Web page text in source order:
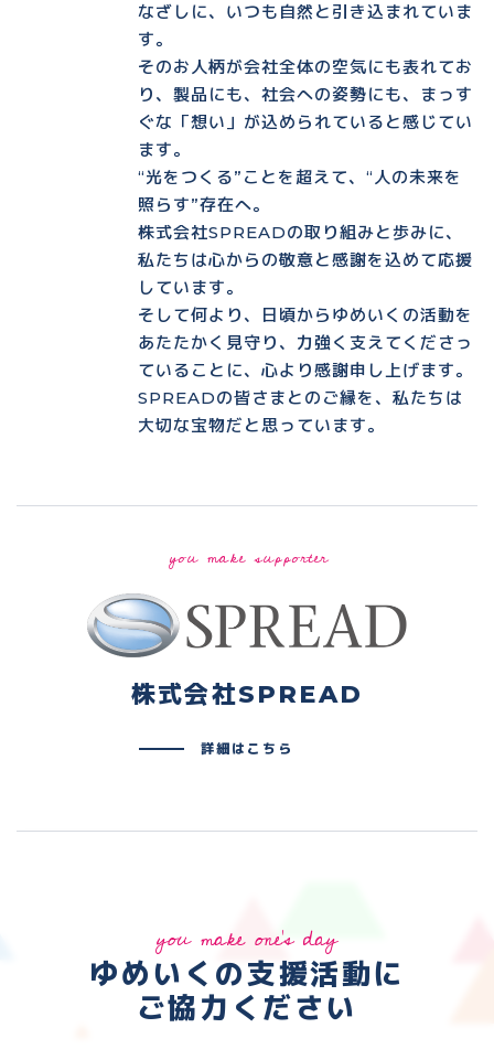
なざしに、いつも自然と引き込まれていま
す。
そのお人柄が会社全体の空気にも表れてお
り、製品にも、社会への姿勢にも、まっす
ぐな「想い」が込められていると感じてい
ます。
“光をつくる”ことを超えて、“人の未来を
照らす”存在へ。
株式会社SPREADの取り組みと歩みに、
私たちは心からの敬意と感謝を込めて応援
しています。
そして何より、日頃からゆめいくの活動を
あたたかく見守り、力強く支えてくださっ
ていることに、心より感謝申し上げます。
SPREADの皆さまとのご縁を、私たちは
大切な宝物だと思っています。
you make supporter
株式会社SPREAD
詳細はこちら
you make one's day
ゆめいくの支援活動に
ご協力ください